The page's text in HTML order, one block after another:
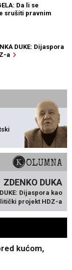
Da li se
srušiti pravnim
DUKE: Dijaspora
a
KOLUMNA
ZDENKO DUKA
Dijaspora kao
projekt HDZ-a
kućom,